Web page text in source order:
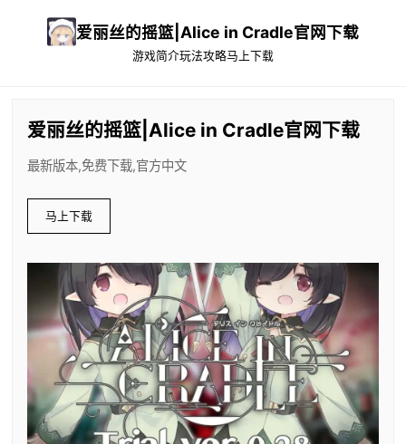
爱丽丝的摇篮|Alice in Cradle官网下载
游戏简介玩法攻略马上下载
爱丽丝的摇篮|Alice in Cradle官网下载
最新版本,免费下载,官方中文
马上下载